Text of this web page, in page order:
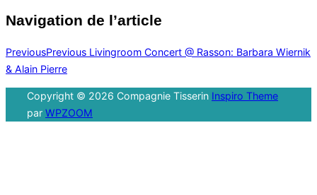
Navigation de l’article
PreviousPrevious Livingroom Concert @ Rasson: Barbara Wiernik
& Alain Pierre
Copyright © 2026 Compagnie Tisserin Inspiro Theme
par WPZOOM